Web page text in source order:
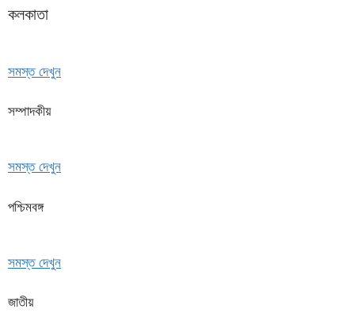
কলকাতা
সমস্ত দেখুন
সম্পাদকীয়
সমস্ত দেখুন
পশ্চিমবঙ্গ
সমস্ত দেখুন
জাতীয়